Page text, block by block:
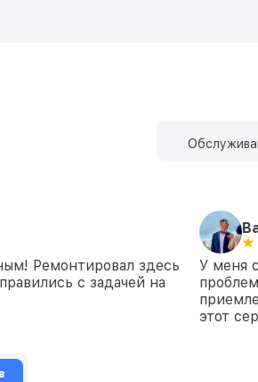
Ремонтировал здесь
с задачей на
У меня
этот